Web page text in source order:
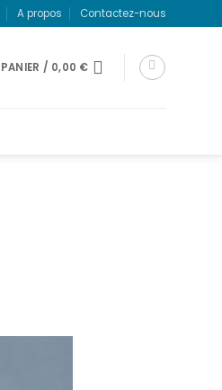
A propos Contactez-nous
PANIER / 0,00 €